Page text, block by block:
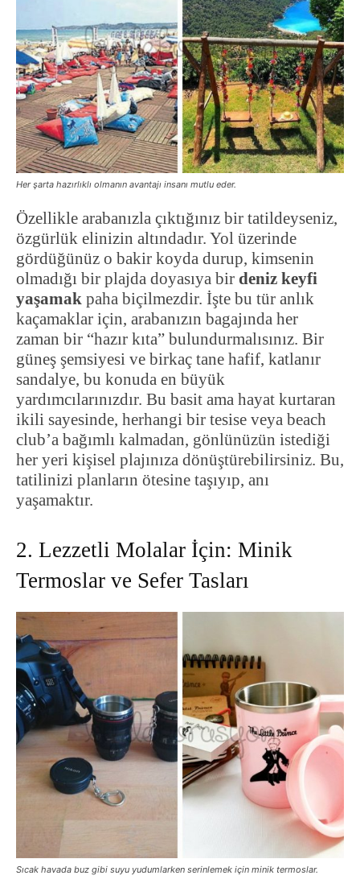
Her şarta hazırlıklı olmanın avantajı insanı mutlu eder.
Özellikle arabanızla çıktığınız bir tatildeyseniz,
özgürlük elinizin altındadır. Yol üzerinde
gördüğünüz o bakir koyda durup, kimsenin
olmadığı bir plajda doyasıya bir deniz keyfi
yaşamak paha biçilmezdir. İşte bu tür anlık
kaçamaklar için, arabanızın bagajında her
zaman bir “hazır kıta” bulundurmalısınız. Bir
güneş şemsiyesi ve birkaç tane hafif, katlanır
sandalye, bu konuda en büyük
yardımcılarınızdır. Bu basit ama hayat kurtaran
ikili sayesinde, herhangi bir tesise veya beach
club’a bağımlı kalmadan, gönlünüzün istediği
her yeri kişisel plajınıza dönüştürebilirsiniz. Bu,
tatilinizi planların ötesine taşıyıp, anı
yaşamaktır.
2. Lezzetli Molalar İçin: Minik
Termoslar ve Sefer Tasları
Sıcak havada buz gibi suyu yudumlarken serinlemek için minik termoslar.